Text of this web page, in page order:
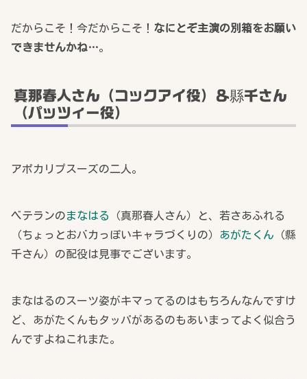
だからこそ！今だからこそ！ なにとぞ主演の別箱をお願い
できませんかね…。
真那春人さん（コックアイ役）＆縣千さん
（パッツィー役）
アポカリプスーズの二人。
ベテランのまなはる
（真那春人さん）と、若さあふれる
（ちょっとおバカっぽいキャラづくりの） あがたくん （縣
千さん）の配役は見事でございます。
まなはるのスーツ姿がキマってるのはもちろんなんですけ
ど、あがたくんもタッパがあるのもあいまってよく似合う
んですよねこれまた。